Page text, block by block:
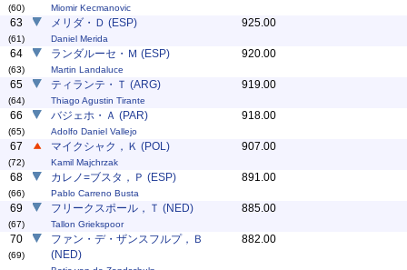
(60) Miomir Kecmanovic
63
(61)
メリダ・Ｄ (ESP)
Daniel Merida
925.00
64
(63)
ランダルーセ・Ｍ (ESP)
Martin Landaluce
920.00
65
(64)
ティランテ・Ｔ (ARG)
Thiago Agustin Tirante
919.00
66
(65)
バジェホ・Ａ (PAR)
Adolfo Daniel Vallejo
918.00
67
(72)
マイクシャク，Ｋ (POL)
Kamil Majchrzak
907.00
68
(66)
カレノ=ブスタ，Ｐ (ESP)
Pablo Carreno Busta
891.00
69
(67)
フリークスポール，Ｔ (NED)
Tallon Griekspoor
885.00
70
(69)
ファン・デ・ザンスフルプ，Ｂ
(NED)
882.00